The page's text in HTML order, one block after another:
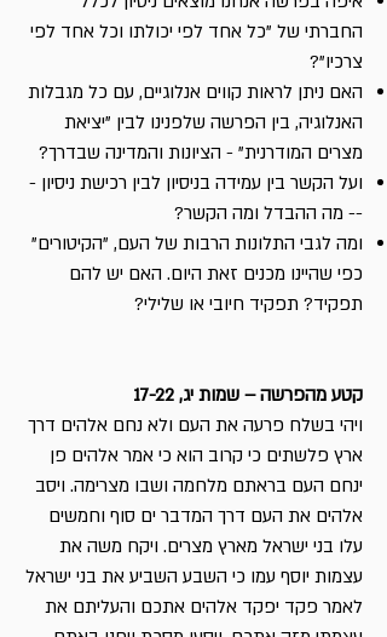
החברתי של "כל אחד לפי יכולתו וכל אחד לפי
צרכיו"?
האם ניתן לראות קווים אנלוגיים, עם כל מגבלות
האנלוגיה, בין הפרשה שלפנינו לבין "יציאת
מצרים המודרנית" - הציונות והמדינה שבדרך?
ועל הקשר בין עמידה בניסיון לבין רכישת ניסיון -
-- מה ההבדל ומה הקשר?
ומה לגבי התלונות הרבות של העם, "הקיטורים"
כפי שהיינו מכנים זאת היום. האם יש להם
תפקיד? תפקיד חיובי או שלילי?
קטע מהפרשה – שמות יג, 17-22
ויהי בשלח פרעה את העם ולא נחם אלהים דרך
ארץ פלשתים כי קרוב הוא כי אמר אלהים פן
ינחם העם בראתם מלחמה ושבו מצרימה. ויסב
אלהים את העם דרך המדבר ים סוף וחמשים
עלו בני ישראל מארץ מצרים. ויקח משה את
עצמות יוסף עמו כי השבע השביע את בני ישראל
לאמר פקד יפקד אלהים אתכם והעליתם את